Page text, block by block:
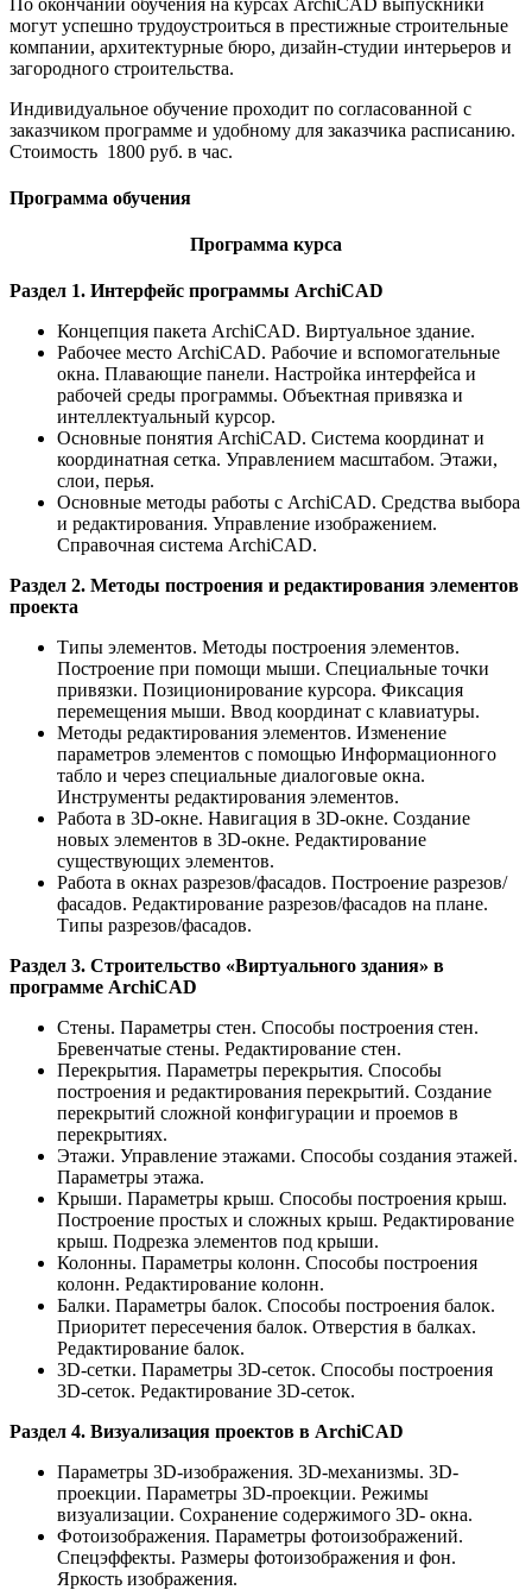
могут успешно трудоустроиться в престижные строительные
компании, архитектурные бюро, дизайн-студии интерьеров и
загородного строительства.
Индивидуальное обучение проходит по согласованной с
заказчиком программе и удобному для заказчика расписанию.
Стоимость 1800 руб. в час.
Программа обучения
Программа курса
Раздел 1. Интерфейс программы ArchiCAD
Концепция пакета ArchiCAD. Виртуальное здание.
Рабочее место ArchiCAD. Рабочие и вспомогательные
окна. Плавающие панели. Настройка интерфейса и
рабочей среды программы. Объектная привязка и
интеллектуальный курсор.
Основные понятия ArchiCAD. Система координат и
координатная сетка. Управлением масштабом. Этажи,
слои, перья.
Основные методы работы с ArchiCAD. Средства выбора
и редактирования. Управление изображением.
Справочная система ArchiCAD.
Раздел 2. Методы построения и редактирования элементов
проекта
Типы элементов. Методы построения элементов.
Построение при помощи мыши. Специальные точки
привязки. Позиционирование курсора. Фиксация
перемещения мыши. Ввод координат с клавиатуры.
Методы редактирования элементов. Изменение
параметров элементов с помощью Информационного
табло и через специальные диалоговые окна.
Инструменты редактирования элементов.
Работа в 3D-окне. Навигация в 3D-окне. Создание
новых элементов в 3D-окне. Редактирование
существующих элементов.
Работа в окнах разрезов/фасадов. Построение разрезов/
фасадов. Редактирование разрезов/фасадов на плане.
Типы разрезов/фасадов.
Раздел 3. Строительство «Виртуального здания» в
программе ArchiCAD
Стены. Параметры стен. Способы построения стен.
Бревенчатые стены. Редактирование стен.
Перекрытия. Параметры перекрытия. Способы
построения и редактирования перекрытий. Создание
перекрытий сложной конфигурации и проемов в
перекрытиях.
Этажи. Управление этажами. Способы создания этажей.
Параметры этажа.
Крыши. Параметры крыш. Способы построения крыш.
Построение простых и сложных крыш. Редактирование
крыш. Подрезка элементов под крыши.
Колонны. Параметры колонн. Способы построения
колонн. Редактирование колонн.
Балки. Параметры балок. Способы построения балок.
Приоритет пересечения балок. Отверстия в балках.
Редактирование балок.
3D-сетки. Параметры 3D-сеток. Способы построения
3D-сеток. Редактирование 3D-сеток.
Раздел 4. Визуализация проектов в ArchiCAD
Параметры 3D-изображения. 3D-механизмы. 3D-
проекции. Параметры 3D-проекции. Режимы
визуализации. Сохранение содержимого 3D- окна.
Фотоизображения. Параметры фотоизображений.
Спецэффекты. Размеры фотоизображения и фон.
Яркость изображения.